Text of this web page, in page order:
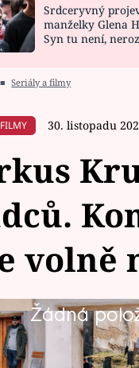
CELEBRITY
VAŘENÍ
Srdceryvný
manželky Glena
Syn tu není,
■ Seriály a filmy
30. listopadu
Žádná